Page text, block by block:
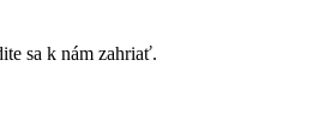
sa k nám zahriať.